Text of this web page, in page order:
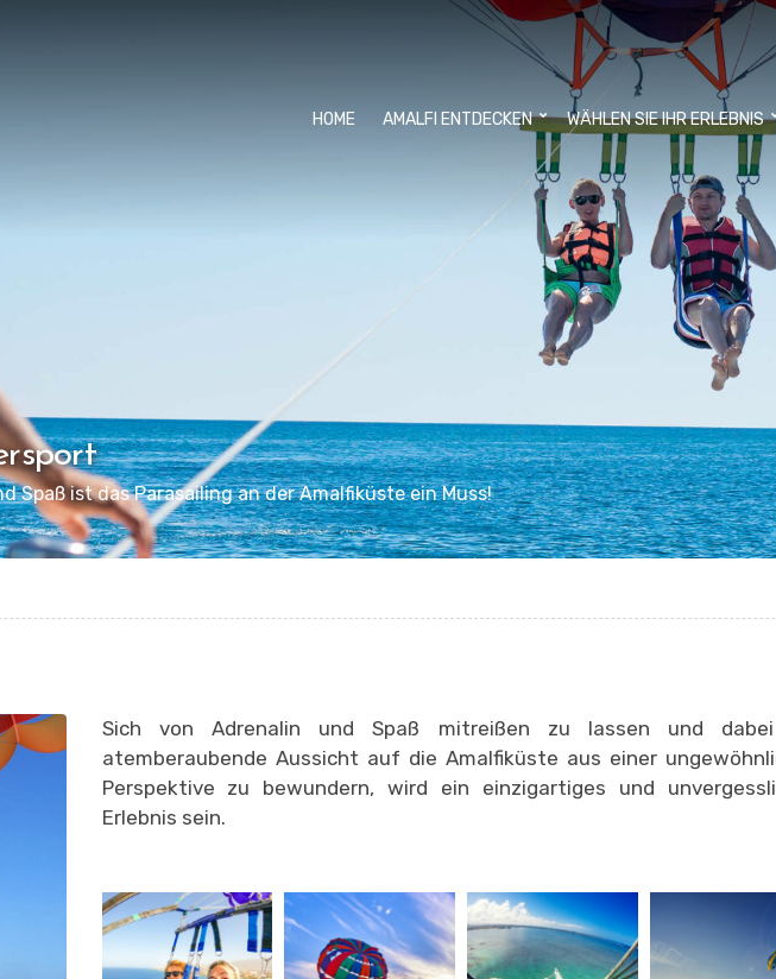
HOME AMALFI ENTDECKEN WÄHLEN SIE IHR ERLEBNIS
Spaß ist das Parasailing an der Amalfiküste ein Muss!
Sich von Adrenalin und Spaß mitreißen zu lassen und
atemberaubende Aussicht auf die Amalfiküste aus einer
Perspektive zu bewundern, wird ein einzigartiges und
Erlebnis sein.